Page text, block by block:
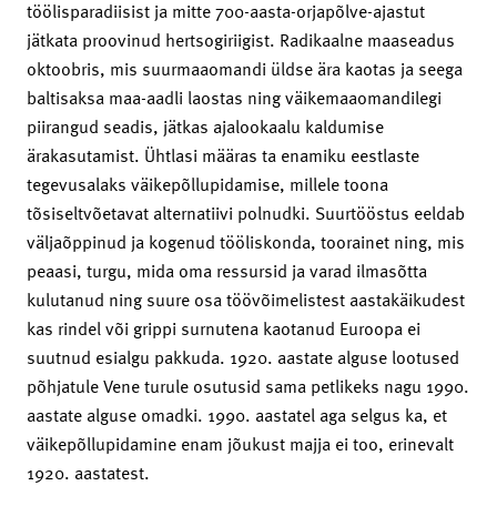
töölisparadiisist ja mitte 700-aasta-orjapõlve-ajastut
jätkata proovinud hertsogiriigist. Radikaalne maaseadus
oktoobris, mis suurmaaomandi üldse ära kaotas ja seega
baltisaksa maa-aadli laostas ning väikemaaomandilegi
piirangud seadis, jätkas ajalookaalu kaldumise
ärakasutamist. Ühtlasi määras ta enamiku eestlaste
tegevusalaks väikepõllupidamise, millele toona
tõsiseltvõetavat alternatiivi polnudki. Suurtööstus eeldab
väljaõppinud ja kogenud tööliskonda, toorainet ning, mis
peaasi, turgu, mida oma ressursid ja varad ilmasõtta
kulutanud ning suure osa töövõimelistest aastakäikudest
kas rindel või grippi surnutena kaotanud Euroopa ei
suutnud esialgu pakkuda. 1920. aastate alguse lootused
põhjatule Vene turule osutusid sama petlikeks nagu 1990.
aastate alguse omadki. 1990. aastatel aga selgus ka, et
väikepõllupidamine enam jõukust majja ei too, erinevalt
1920. aastatest.